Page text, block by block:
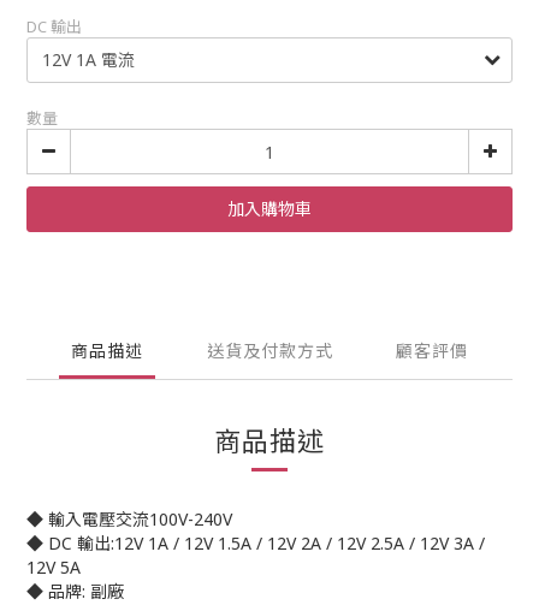
DC 輸出
數量
加入購物車
商品描述 送貨及付款方式 顧客評價
商品描述
◆ 輸入電壓交流100V-240V
◆ DC 輸出:12V 1A / 12V 1.5A / 12V 2A / 12V 2.5A / 12V 3A /
12V 5A
◆ 品牌: 副廠